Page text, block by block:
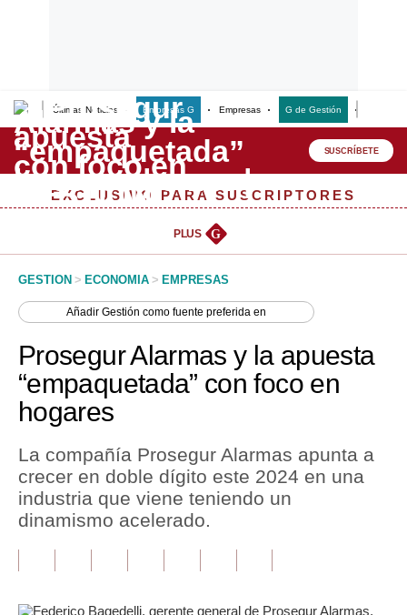
Últimas Noticias Empresas G Empresas G de Gestión
Lo último
Peru Quiosco
Management & Empleo
Perú
Política
Finanzas Personales
Inmobiliarias
Plus G
SUSCRÍBETE
EXCLUSIVO PARA SUSCRIPTORES
PLUS G
GESTION > ECONOMIA > EMPRESAS
AñadirGestión como fuente preferida en
Prosegur Alarmas y la apuesta
“empaquetada” con foco en
hogares
La compañía Prosegur Alarmas apunta a
crecer en doble dígito este 2024 en una
industria que viene teniendo un
dinamismo acelerado.